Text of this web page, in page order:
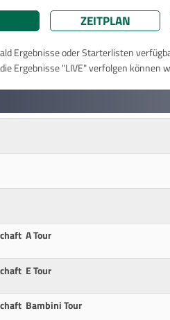
ZEITPLAN
Ergebnisse oder Starterlisten
Ergebnisse "LIVE" verfolgen können
A Tour
E Tour
Bambini Tour